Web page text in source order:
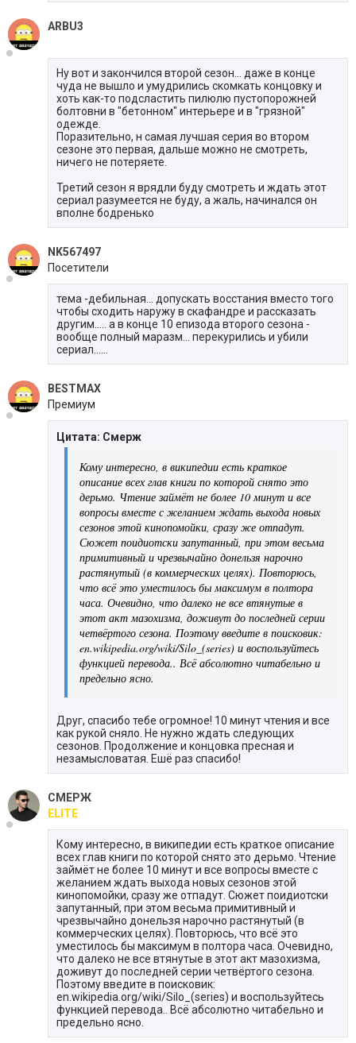
ARBU3
Ну вот и закончился второй сезон... даже в конце
чуда не вышло и умудрились скомкать концовку и
хоть как-то подсластить пилюлю пустопорожней
болтовни в "бетонном" интерьере и в "грязной"
одежде.
Поразительно, н самая лучшая серия во втором
сезоне это первая, дальше можно не смотреть,
ничего не потеряете.
Третий сезон я врядли буду смотреть и ждать этот
сериал разумеется не буду, а жаль, начинался он
вполне бодренько
NK567497
Посетители
тема -дебильная... допускать восстания вместо того
чтобы сходить наружу в скафандре и рассказать
другим..... а в конце 10 епизода второго сезона -
вообще полный маразм... перекурились и убили
сериал......
BESTMAX
Премиум
Цитата: Смерж
Кому интересно, в википедии есть краткое
описание всех глав книги по которой снято это
дерьмо. Чтение займёт не более 10 минут и все
вопросы вместе с желанием ждать выхода новых
сезонов этой кинопомойки, сразу же отпадут.
Сюжет поидиотски запутанный, при этом весьма
примитивный и чрезвычайно донельзя нарочно
растянутый (в коммерческих целях). Повторюсь,
что всё это уместилось бы максимум в полтора
часа. Очевидно, что далеко не все втянутые в
этот акт мазохизма, доживут до последней серии
четвёртого сезона. Поэтому введите в поисковик:
en.wikipedia.org/wiki/Silo_(series) и воспользуйтесь
функцией перевода.. Всё абсолютно читабельно и
предельно ясно.
Друг, спасибо тебе огромное! 10 минут чтения и все
как рукой сняло. Не нужно ждать следующих
сезонов. Продолжение и концовка пресная и
незамысловатая. Ешё раз спасибо!
СМЕРЖ
ELITE
Кому интересно, в википедии есть краткое описание
всех глав книги по которой снято это дерьмо. Чтение
займёт не более 10 минут и все вопросы вместе с
желанием ждать выхода новых сезонов этой
кинопомойки, сразу же отпадут. Сюжет поидиотски
запутанный, при этом весьма примитивный и
чрезвычайно донельзя нарочно растянутый (в
коммерческих целях). Повторюсь, что всё это
уместилось бы максимум в полтора часа. Очевидно,
что далеко не все втянутые в этот акт мазохизма,
доживут до последней серии четвёртого сезона.
Поэтому введите в поисковик:
en.wikipedia.org/wiki/Silo_(series) и воспользуйтесь
функцией перевода.. Всё абсолютно читабельно и
предельно ясно.